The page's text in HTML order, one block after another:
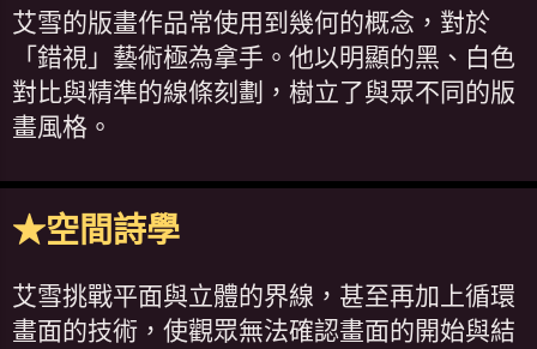
艾雪的版畫作品常使用到幾何的概念，對於
「錯視」藝術極為拿手。他以明顯的黑、白色
對比與精準的線條刻劃，樹立了與眾不同的版
畫風格。
★空間詩學
艾雪挑戰平面與立體的界線，甚至再加上循環
畫面的技術，使觀眾無法確認畫面的開始與結